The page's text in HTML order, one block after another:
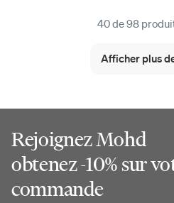
40 de 98
Afficher plus
Rejoignez Mohd
obtenez -10% sur
commande